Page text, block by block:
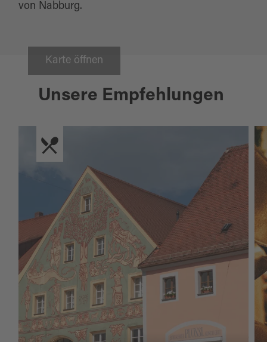
Karte öffnen
von Nabburg.
Unsere Empfehlungen